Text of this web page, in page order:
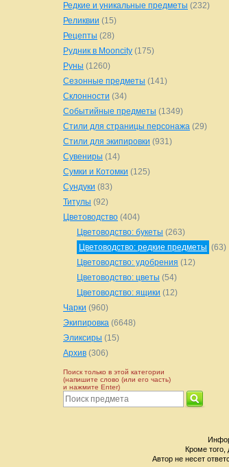
Редкие и уникальные предметы (232)
Реликвии (15)
Рецепты (28)
Рудник в Mooncity (175)
Руны (1260)
Сезонные предметы (141)
Склонности (34)
Событийные предметы (1349)
Стили для страницы персонажа (29)
Стили для экипировки (931)
Сувениры (14)
Сумки и Котомки (125)
Сундуки (83)
Титулы (92)
Цветоводство (404)
Цветоводство: букеты (263)
Цветоводство: редкие предметы (63)
Цветоводство: удобрения (12)
Цветоводство: цветы (54)
Цветоводство: ящики (12)
Чарки (960)
Экипировка (6648)
Эликсиры (15)
Архив (306)
Поиск только в этой категории
(напишите слово (или его часть)
и нажмите Enter)
Кроме того,
Автор не несет